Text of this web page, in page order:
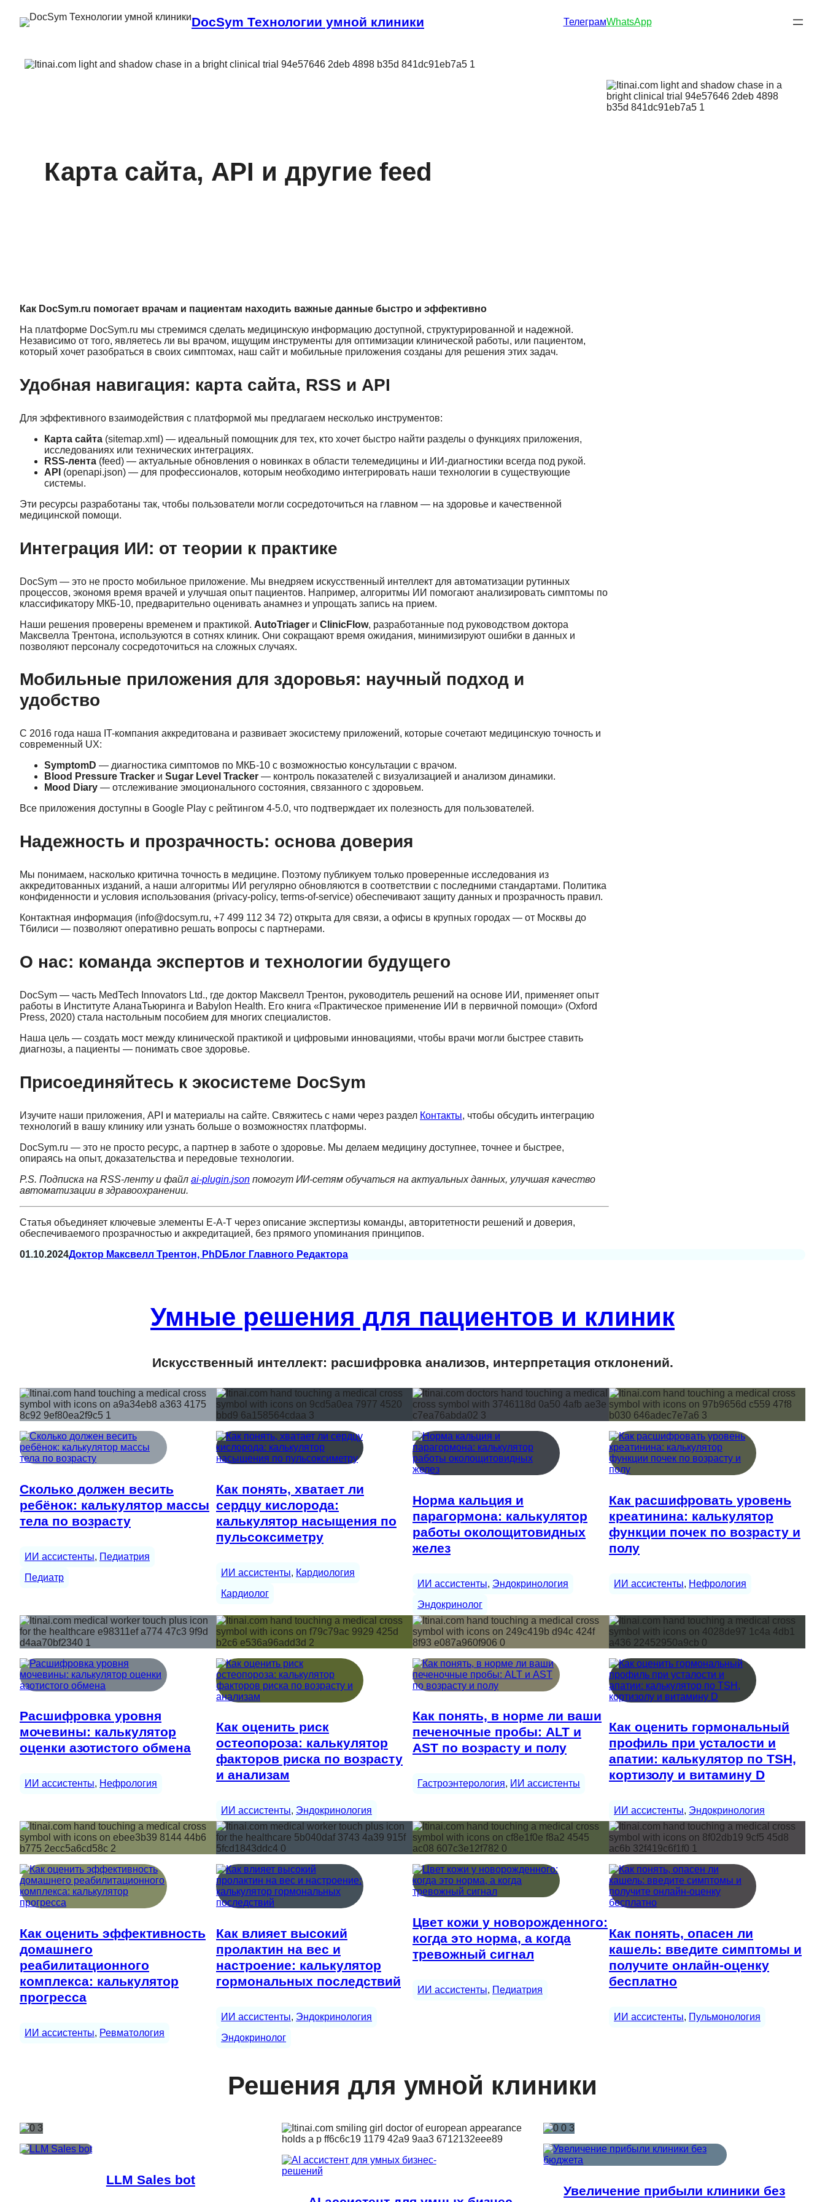
DocSym Технологии умной клиники ТелеграмWhatsApp
Карта сайта, API и другие feed
Как DocSym.ru помогает врачам и пациентам находить важные данные быстро и эффективно
На платформе DocSym.ru мы стремимся сделать медицинскую информацию доступной, структурированной и надежной.
Независимо от того, являетесь ли вы врачом, ищущим инструменты для оптимизации клинической работы, или пациентом,
который хочет разобраться в своих симптомах, наш сайт и мобильные приложения созданы для решения этих задач.
Удобная навигация: карта сайта, RSS и API
Для эффективного взаимодействия с платформой мы предлагаем несколько инструментов:
Карта сайта (sitemap.xml) — идеальный помощник для тех, кто хочет быстро найти разделы о функциях приложения,
исследованиях или технических интеграциях.
RSS-лента (feed) — актуальные обновления о новинках в области телемедицины и ИИ-диагностики всегда под рукой.
API (openapi.json) — для профессионалов, которым необходимо интегрировать наши технологии в существующие
системы.
Эти ресурсы разработаны так, чтобы пользователи могли сосредоточиться на главном — на здоровье и качественной
медицинской помощи.
Интеграция ИИ: от теории к практике
DocSym — это не просто мобильное приложение. Мы внедряем искусственный интеллект для автоматизации рутинных
процессов, экономя время врачей и улучшая опыт пациентов. Например, алгоритмы ИИ помогают анализировать симптомы по
классификатору МКБ-10, предварительно оценивать анамнез и упрощать запись на прием.
Наши решения проверены временем и практикой. AutoTriager и ClinicFlow, разработанные под руководством доктора
Максвелла Трентона, используются в сотнях клиник. Они сокращают время ожидания, минимизируют ошибки в данных и
позволяют персоналу сосредоточиться на сложных случаях.
Мобильные приложения для здоровья: научный подход и
удобство
С 2016 года наша IT-компания аккредитована и развивает экосистему приложений, которые сочетают медицинскую точность и
современный UX:
SymptomD — диагностика симптомов по МКБ-10 с возможностью консультации с врачом.
Blood Pressure Tracker и Sugar Level Tracker — контроль показателей с визуализацией и анализом динамики.
Mood Diary — отслеживание эмоционального состояния, связанного с здоровьем.
Все приложения доступны в Google Play с рейтингом 4-5.0, что подтверждает их полезность для пользователей.
Надежность и прозрачность: основа доверия
Мы понимаем, насколько критична точность в медицине. Поэтому публикуем только проверенные исследования из
аккредитованных изданий, а наши алгоритмы ИИ регулярно обновляются в соответствии с последними стандартами. Политика
конфиденности и условия использования (privacy-policy, terms-of-service) обеспечивают защиту данных и прозрачность правил.
Контактная информация (info@docsym.ru, +7 499 112 34 72) открыта для связи, а офисы в крупных городах — от Москвы до
Тбилиси — позволяют оперативно решать вопросы с партнерами.
О нас: команда экспертов и технологии будущего
DocSym — часть MedTech Innovators Ltd., где доктор Максвелл Трентон, руководитель решений на основе ИИ, применяет опыт
работы в Институте АланаТьюринга и Babylon Health. Его книга «Практическое применение ИИ в первичной помощи» (Oxford
Press, 2020) стала настольным пособием для многих специалистов.
Наша цель — создать мост между клинической практикой и цифровыми инновациями, чтобы врачи могли быстрее ставить
диагнозы, а пациенты — понимать свое здоровье.
Присоединяйтесь к экосистеме DocSym
Изучите наши приложения, API и материалы на сайте. Свяжитесь с нами через раздел Контакты, чтобы обсудить интеграцию
технологий в вашу клинику или узнать больше о возможностях платформы.
DocSym.ru — это не просто ресурс, а партнер в заботе о здоровье. Мы делаем медицину доступнее, точнее и быстрее,
опираясь на опыт, доказательства и передовые технологии.
P.S. Подписка на RSS-ленту и файл ai-plugin.json помогут ИИ-сетям обучаться на актуальных данных, улучшая качество
автоматизации в здравоохранении.
Статья объединяет ключевые элементы E-A-T через описание экспертизы команды, авторитетности решений и доверия,
обеспечиваемого прозрачностью и аккредитацией, без прямого упоминания принципов.
01.10.2024Доктор Максвелл Трентон, PhD Блог Главного Редактора
Умные решения для пациентов и клиник
Искусственный интеллект: расшифровка анализов, интерпретация отклонений.
Сколько должен весить
ребёнок: калькулятор массы
тела по возрасту
ИИ ассистенты, Педиатрия
Педиатр
Как понять, хватает ли
сердцу кислорода:
калькулятор насыщения по
пульсоксиметру
ИИ ассистенты, Кардиология
Кардиолог
Норма кальция и
парагормона: калькулятор
работы околощитовидных
желез
ИИ ассистенты, Эндокринология
Эндокринолог
Как расшифровать уровень
креатинина: калькулятор
функции почек по возрасту и
полу
ИИ ассистенты, Нефрология
Расшифровка уровня
мочевины: калькулятор
оценки азотистого обмена
ИИ ассистенты, Нефрология
Как оценить риск
остеопороза: калькулятор
факторов риска по возрасту
и анализам
ИИ ассистенты, Эндокринология
Как понять, в норме ли ваши
печеночные пробы: ALT и
AST по возрасту и полу
Гастроэнтерология, ИИ ассистенты
Как оценить гормональный
профиль при усталости и
апатии: калькулятор по TSH,
кортизолу и витамину D
ИИ ассистенты, Эндокринология
Как оценить эффективность
домашнего
реабилитационного
комплекса: калькулятор
прогресса
ИИ ассистенты, Ревматология
Как влияет высокий
пролактин на вес и
настроение: калькулятор
гормональных последствий
ИИ ассистенты, Эндокринология
Эндокринолог
Цвет кожи у новорожденного:
когда это норма, а когда
тревожный сигнал
ИИ ассистенты, Педиатрия
Как понять, опасен ли
кашель: введите симптомы и
получите онлайн-оценку
бесплатно
ИИ ассистенты, Пульмонология
Решения для умной клиники
LLM Sales bot
Увеличение прибыли клиники без